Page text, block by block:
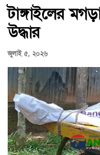
টাঙ্গাইলের
উদ্ধার
জুলাই ৫, ২০২৬